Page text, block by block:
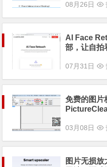
08月26日
AI Face
部，让自拍
07月31日
免费的图片
03月08日
图片无损